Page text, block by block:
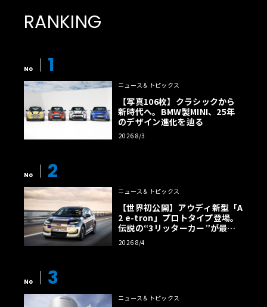
1000」は、デュアル永久磁石モーターを搭載した全輪駆動
システムにより、システム最大出力952ps、最大トルク935
高速度は230km/hに達する。バッテリー充電量が10％の状
態でも3.5秒での加速が可能であり、いかなる条件下でも一
貫した性能を発揮するよう設計されている。
RANKING
No 1
ニュース＆トピックス
【写真106枚】クラシックから
新時代へ。BMW製MINI、25年
のデザイン進化を辿る
2026 8/3
No 2
ニュース＆トピックス
【世界初公開】アウディ新型「A
2 e-tron」プロトタイプ登場。
伝説の“3リッターカー”が最高
効率エントリーBEVとして復活
【画像38枚】
2026 8/4
No 3
ニュース＆トピックス